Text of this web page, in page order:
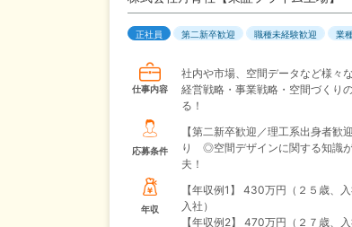
正社員 第二新卒歓迎 職種未経験歓迎 業
仕事内容
社内や市場、空間データなど様々
経営戦略・事業戦略・空間づくり
る！
応募条件
【第二新卒歓迎／理工系出身者歓
り ◎空間デザインに関する知識
夫！
年収
【年収例1】
430万円（２５歳、
入社）
【年収例2】
470万円（２７歳、